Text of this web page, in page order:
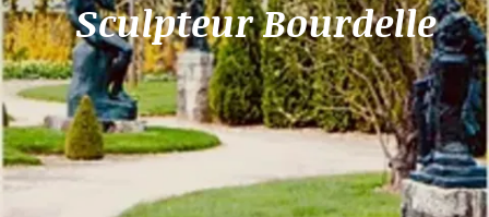
Sculpteur Bourdelle